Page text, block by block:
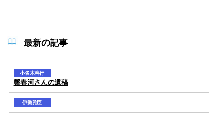
最新の記事